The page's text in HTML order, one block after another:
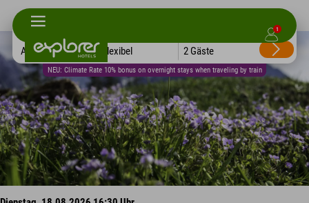
1
NEU: Climate Rate 10% bonus on overnight stays when traveling by train
Alle Hotels Flexibel 2 Gäste